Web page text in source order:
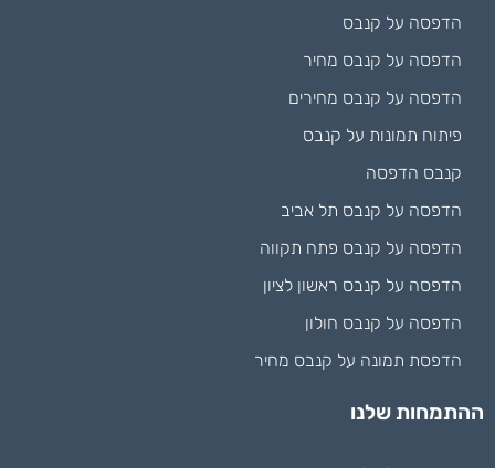
הדפסה על קנבס
הדפסה על קנבס מחיר
הדפסה על קנבס מחירים
פיתוח תמונות על קנבס
קנבס הדפסה
הדפסה על קנבס תל אביב
הדפסה על קנבס פתח תקווה
הדפסה על קנבס ראשון לציון
הדפסה על קנבס חולון
הדפסת תמונה על קנבס מחיר
ההתמחות שלנו